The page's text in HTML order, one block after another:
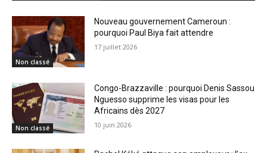
Non classé
Nouveau gouvernement Cameroun :
pourquoi Paul Biya fait attendre
17 juillet 2026
Non classé
Congo-Brazzaville : pourquoi Denis Sassou
Nguesso supprime les visas pour les
Africains dès 2027
10 juin 2026